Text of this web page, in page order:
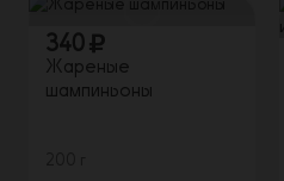
340
Жареные
шампиньоны